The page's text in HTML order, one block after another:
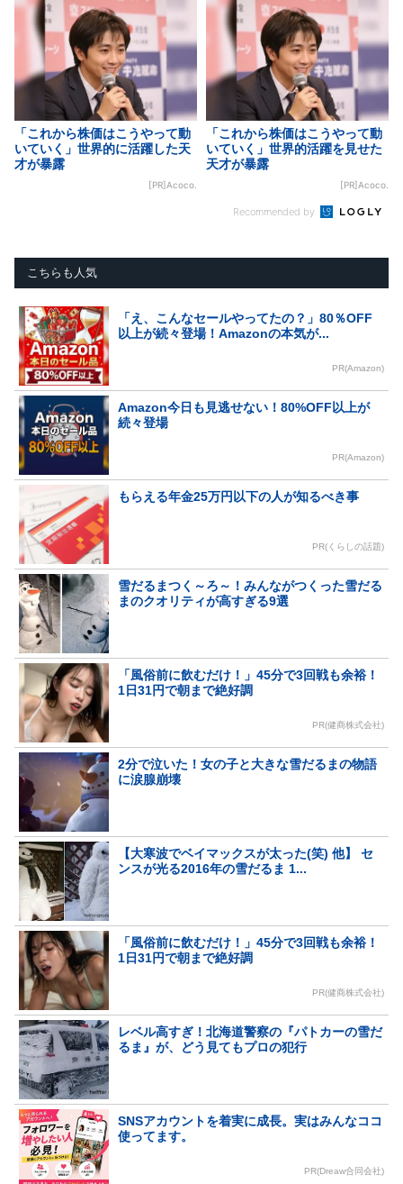
「これから株価はこうやって動
いていく」世界的に活躍した天
才が暴露
[PR]Acoco.
「これから株価はこうやって動
いていく」世界的活躍を見せた
天才が暴露
[PR]Acoco.
Recommended by
こちらも人気
「え、こんなセールやってたの？」80％OFF
以上が続々登場！Amazonの本気が...
PR(Amazon)
Amazon今日も見逃せない！80%OFF以上が
続々登場
PR(Amazon)
もらえる年金25万円以下の人が知るべき事
PR(くらしの話題)
雪だるまつく～ろ～！みんながつくった雪だる
まのクオリティが高すぎる9選
「風俗前に飲むだけ！」45分で3回戦も余裕！
1日31円で朝まで絶好調
PR(健商株式会社)
2分で泣いた！女の子と大きな雪だるまの物語
に涙腺崩壊
【大寒波でベイマックスが太った(笑) 他】 セ
ンスが光る2016年の雪だるま 1...
「風俗前に飲むだけ！」45分で3回戦も余裕！
1日31円で朝まで絶好調
PR(健商株式会社)
レベル高すぎ！北海道警察の『パトカーの雪だ
るま』が、どう見てもプロの犯行
SNSアカウントを着実に成長。実はみんなココ
使ってます。
PR(Dreaw合同会社)